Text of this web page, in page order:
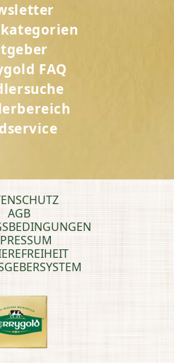
FAQ
AGB